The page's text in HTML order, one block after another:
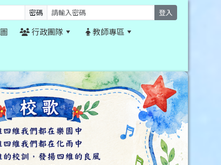
密碼 登入
行政團隊
教師專區